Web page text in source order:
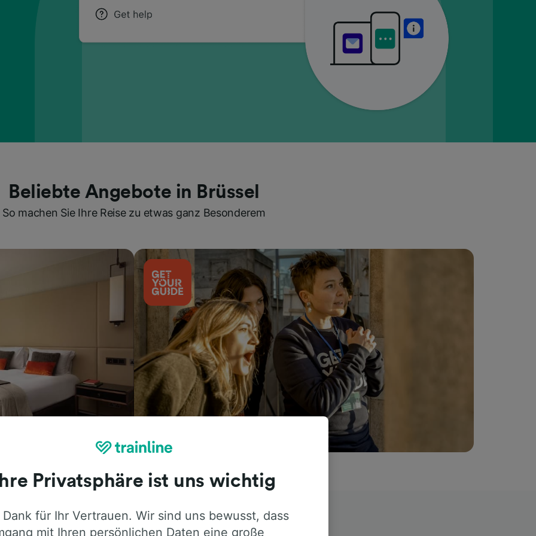
Beliebte Angebote in Brüssel
So machen Sie Ihre Reise zu etwas ganz Besonderem
ehrliche Meinung von Trainline-Nutzern
Ihre Privatsphäre ist uns wichtig
für Ihr Vertrauen. Wir sind uns bewusst, dass
mit Ihren persönlichen Daten eine große